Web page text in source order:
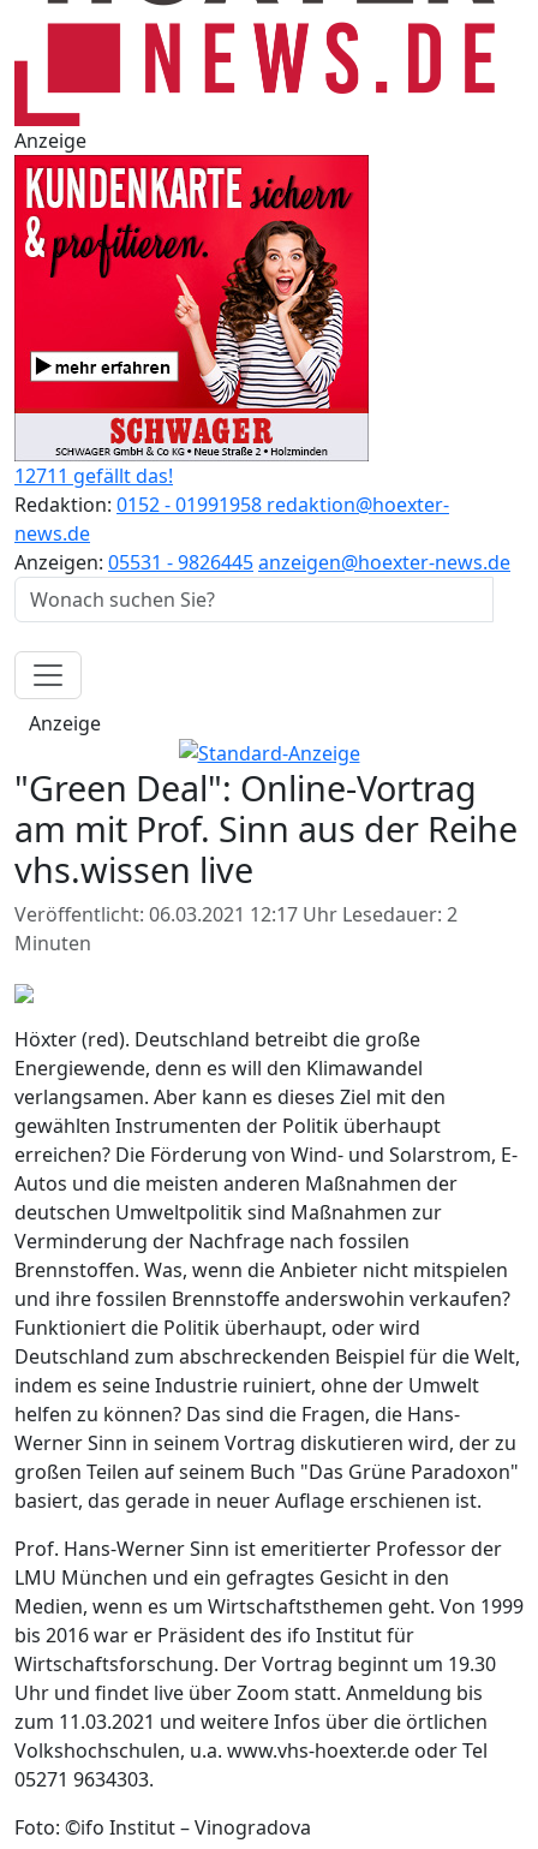
Anzeige
12711 gefällt das!
Redaktion: 0152 - 01991958 redaktion@hoexter-
news.de
Anzeigen: 05531 - 9826445anzeigen@hoexter-news.de
Anzeige
"Green Deal": Online-Vortrag
am mit Prof. Sinn aus der Reihe
vhs.wissen live
Veröffentlicht: 06.03.2021 12:17 Uhr Lesedauer: 2
Minuten
Höxter (red). Deutschland betreibt die große
Energiewende, denn es will den Klimawandel
verlangsamen. Aber kann es dieses Ziel mit den
gewählten Instrumenten der Politik überhaupt
erreichen? Die Förderung von Wind- und Solarstrom, E-
Autos und die meisten anderen Maßnahmen der
deutschen Umweltpolitik sind Maßnahmen zur
Verminderung der Nachfrage nach fossilen
Brennstoffen. Was, wenn die Anbieter nicht mitspielen
und ihre fossilen Brennstoffe anderswohin verkaufen?
Funktioniert die Politik überhaupt, oder wird
Deutschland zum abschreckenden Beispiel für die Welt,
indem es seine Industrie ruiniert, ohne der Umwelt
helfen zu können? Das sind die Fragen, die Hans-
Werner Sinn in seinem Vortrag diskutieren wird, der zu
großen Teilen auf seinem Buch "Das Grüne Paradoxon"
basiert, das gerade in neuer Auflage erschienen ist.
Prof. Hans-Werner Sinn ist emeritierter Professor der
LMU München und ein gefragtes Gesicht in den
Medien, wenn es um Wirtschaftsthemen geht. Von 1999
bis 2016 war er Präsident des ifo Institut für
Wirtschaftsforschung. Der Vortrag beginnt um 19.30
Uhr und findet live über Zoom statt. Anmeldung bis
zum 11.03.2021 und weitere Infos über die örtlichen
Volkshochschulen, u.a. www.vhs-hoexter.de oder Tel
05271 9634303.
Foto: ©ifo Institut – Vinogradova